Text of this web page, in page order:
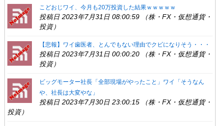
こどおじワイ、今月も20万投資した結果ｗｗｗｗｗ
投稿日 2023年7月31日 08:00:59 （株・FX・仮想通貨・
投資）
【悲報】ワイ歯医者、とんでもない理由でクビになりそう・・・
投稿日 2023年7月31日 00:00:20 （株・FX・仮想通貨・
投資）
ビッグモーター社長「全部現場がやったこと」ワイ「そうなん
や、社長は大変やな」
投稿日 2023年7月30日 23:00:15 （株・FX・仮想通貨・
投資）